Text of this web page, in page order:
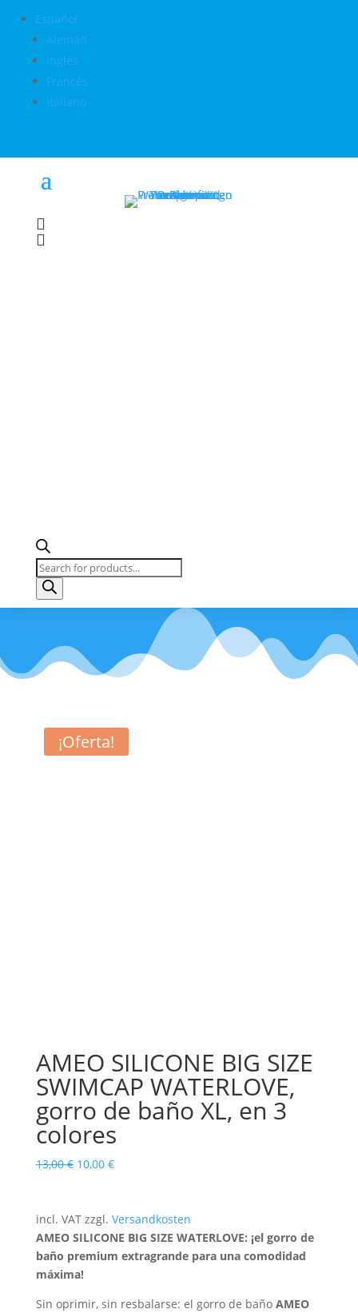
Español
Alemán
Inglés
Francés
Italiano


Búsqueda
de
productos
¡Oferta!
AMEO SILICONE BIG SIZE
SWIMCAP WATERLOVE,
gorro de baño XL, en 3
colores
13,00€ El
era:
13,00 €.
10,00 €El
es:
10,00 €.
incl. VAT zzgl. Versandkosten
AMEO SILICONE BIG SIZE WATERLOVE: ¡el gorro de
baño premium extragrande para una comodidad
máxima!
Sin oprimir, sin resbalarse: el gorro de baño AMEO